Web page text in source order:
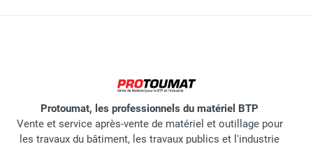
Protoumat, les professionnels du matériel BTP
Vente et service après-vente de matériel et outillage pour
les travaux du bâtiment, les travaux publics et l'industrie